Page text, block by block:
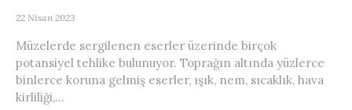
22 Nisan 2023
Müzelerde sergilenen eserler üzerinde birçok
potansiyel tehlike bulunuyor. Toprağın altında yüzlerce
binlerce koruna gelmiş eserler, ışık, nem, sıcaklık, hava
kirliliği,...